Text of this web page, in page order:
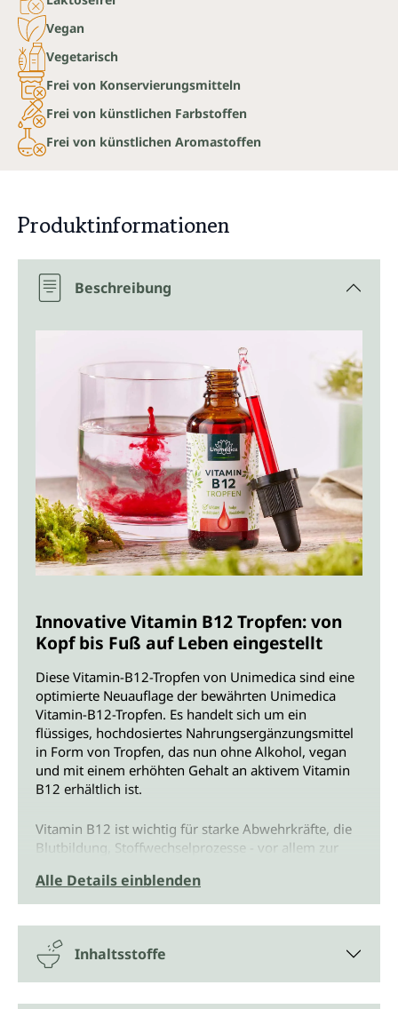
Vegan
Vegetarisch
Frei von Konservierungsmitteln
Frei von künstlichen Farbstoffen
Frei von künstlichen Aromastoffen
Produktinformationen
Beschreibung
Innovative Vitamin B12 Tropfen: von
Kopf bis Fuß auf Leben eingestellt
Diese Vitamin-B12-Tropfen von Unimedica sind eine
optimierte Neuauflage der bewährten Unimedica
Vitamin-B12-Tropfen. Es handelt sich um ein
flüssiges, hochdosiertes Nahrungsergänzungsmittel
in Form von Tropfen, das nun ohne Alkohol, vegan
und mit einem erhöhten Gehalt an aktivem Vitamin
B12 erhältlich ist.
Vitamin B12 ist wichtig für starke Abwehrkräfte, die
Blutbildung, Stoffwechselprozesse - vor allem zur
Es trägt zur Verringerung von Müdigkeit und
Ermüdung bei.
Alkoholfreie Formel mit optimiertem
B12-Gehalt
Der große Vorteil dieser neuen Rezeptur besteht in
Alle Details einblenden
Inhaltsstoffe